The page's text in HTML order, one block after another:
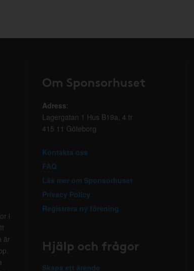
i
är
Om Sponsorhuset
Adress:
Lagergatan 1 Hus B19a, 4 tr
415 11 Göteborg
Kontakta oss
FAQ
Läs mer om Sponsorhuset
Privacy Policy
Registrera ny förening
Hjälp och frågor
Skapa ett ärende